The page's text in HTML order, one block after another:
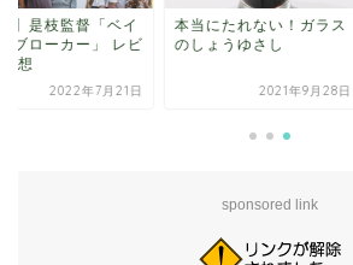
にたれない！ガラス
ょうゆさし
2021年9月28日
【更新】森友事件 徹底ま
とめ
2022年6月28日
sponsored link